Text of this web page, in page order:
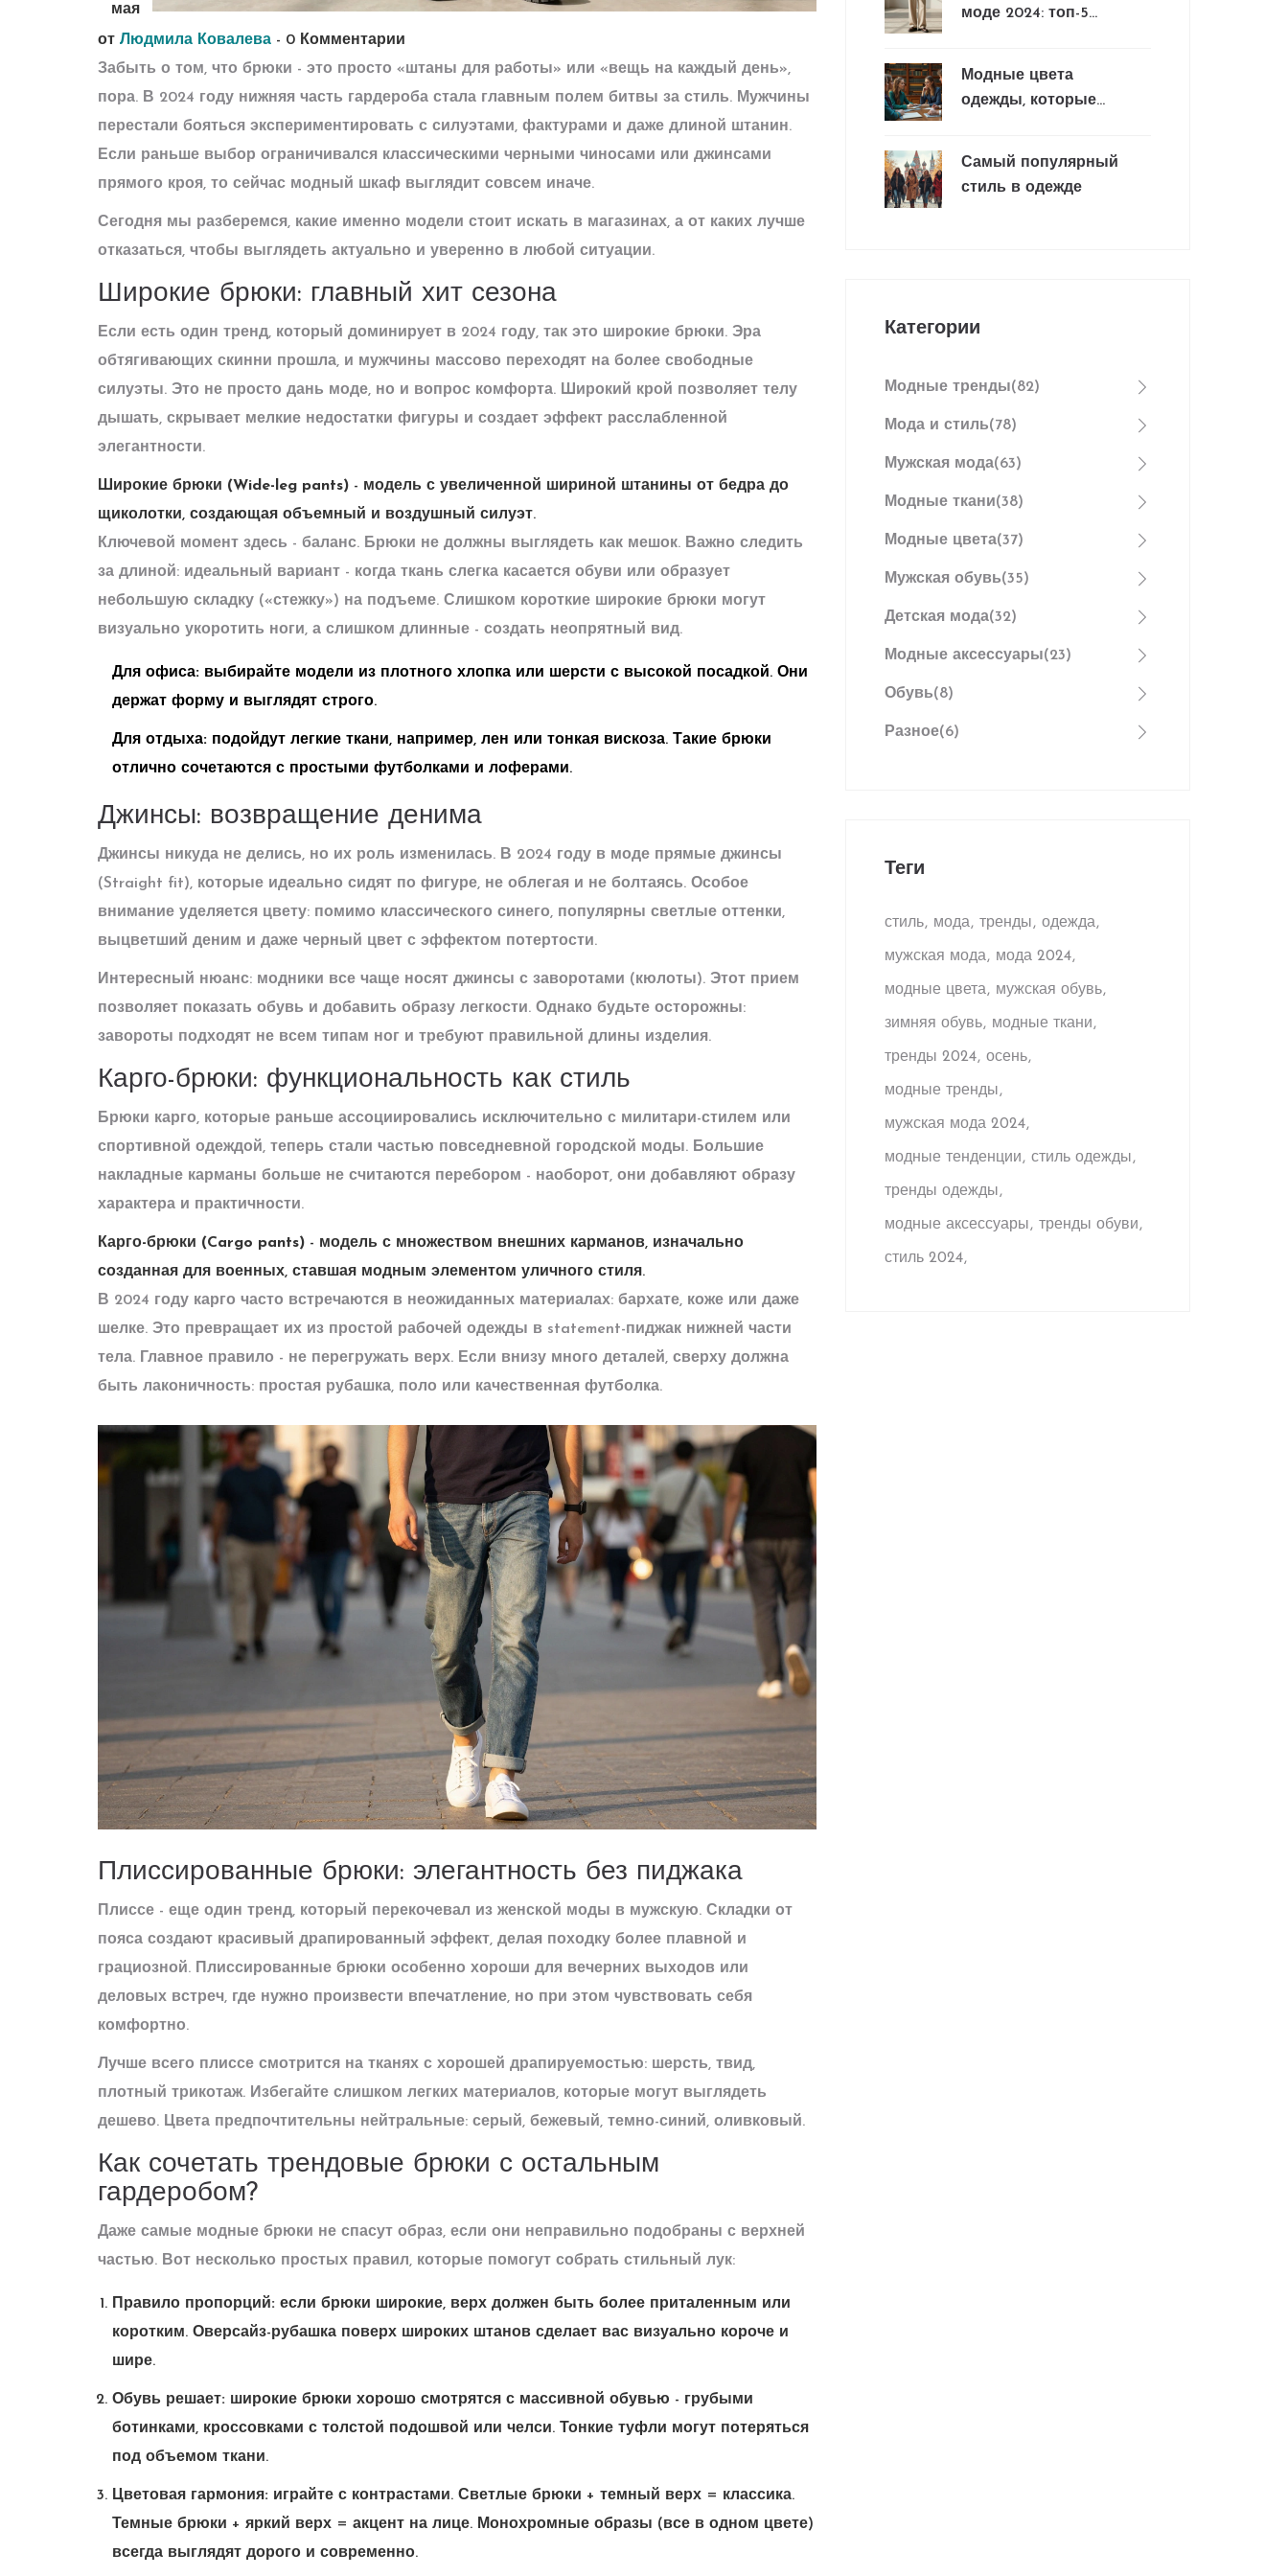
мая
от Людмила Ковалева - 0 Комментарии
Забыть о том, что брюки - это просто «штаны для работы» или «вещь на каждый день»,
пора. В 2024 году нижняя часть гардероба стала главным полем битвы за стиль. Мужчины
перестали бояться экспериментировать с силуэтами, фактурами и даже длиной штанин.
Если раньше выбор ограничивался классическими черными чиносами или джинсами
прямого кроя, то сейчас модный шкаф выглядит совсем иначе.
Сегодня мы разберемся, какие именно модели стоит искать в магазинах, а от каких лучше
отказаться, чтобы выглядеть актуально и уверенно в любой ситуации.
Широкие брюки: главный хит сезона
Если есть один тренд, который доминирует в 2024 году, так это широкие брюки. Эра
обтягивающих скинни прошла, и мужчины массово переходят на более свободные
силуэты. Это не просто дань моде, но и вопрос комфорта. Широкий крой позволяет телу
дышать, скрывает мелкие недостатки фигуры и создает эффект расслабленной
элегантности.
Широкие брюки (Wide-leg pants) - модель с увеличенной шириной штанины от бедра до
щиколотки, создающая объемный и воздушный силуэт.
Ключевой момент здесь - баланс. Брюки не должны выглядеть как мешок. Важно следить
за длиной: идеальный вариант - когда ткань слегка касается обуви или образует
небольшую складку («стежку») на подъеме. Слишком короткие широкие брюки могут
визуально укоротить ноги, а слишком длинные - создать неопрятный вид.
Для офиса: выбирайте модели из плотного хлопка или шерсти с высокой посадкой. Они
держат форму и выглядят строго.
Для отдыха: подойдут легкие ткани, например, лен или тонкая вискоза. Такие брюки
отлично сочетаются с простыми футболками и лоферами.
Джинсы: возвращение денима
Джинсы никуда не делись, но их роль изменилась. В 2024 году в моде прямые джинсы
(Straight fit), которые идеально сидят по фигуре, не облегая и не болтаясь. Особое
внимание уделяется цвету: помимо классического синего, популярны светлые оттенки,
выцветший деним и даже черный цвет с эффектом потертости.
Интересный нюанс: модники все чаще носят джинсы с заворотами (кюлоты). Этот прием
позволяет показать обувь и добавить образу легкости. Однако будьте осторожны:
завороты подходят не всем типам ног и требуют правильной длины изделия.
Карго-брюки: функциональность как стиль
Брюки карго, которые раньше ассоциировались исключительно с милитари-стилем или
спортивной одеждой, теперь стали частью повседневной городской моды. Большие
накладные карманы больше не считаются перебором - наоборот, они добавляют образу
характера и практичности.
Карго-брюки (Cargo pants) - модель с множеством внешних карманов, изначально
созданная для военных, ставшая модным элементом уличного стиля.
В 2024 году карго часто встречаются в неожиданных материалах: бархате, коже или даже
шелке. Это превращает их из простой рабочей одежды в statement-пиджак нижней части
тела. Главное правило - не перегружать верх. Если внизу много деталей, сверху должна
быть лаконичность: простая рубашка, поло или качественная футболка.
Плиссированные брюки: элегантность без пиджака
Плиссе - еще один тренд, который перекочевал из женской моды в мужскую. Складки от
пояса создают красивый драпированный эффект, делая походку более плавной и
грациозной. Плиссированные брюки особенно хороши для вечерних выходов или
деловых встреч, где нужно произвести впечатление, но при этом чувствовать себя
комфортно.
Лучше всего плиссе смотрится на тканях с хорошей драпируемостью: шерсть, твид,
плотный трикотаж. Избегайте слишком легких материалов, которые могут выглядеть
дешево. Цвета предпочтительны нейтральные: серый, бежевый, темно-синий, оливковый.
Как сочетать трендовые брюки с остальным
гардеробом?
Даже самые модные брюки не спасут образ, если они неправильно подобраны с верхней
частью. Вот несколько простых правил, которые помогут собрать стильный лук:
Правило пропорций: если брюки широкие, верх должен быть более приталенным или
коротким. Оверсайз-рубашка поверх широких штанов сделает вас визуально короче и
шире.
Обувь решает: широкие брюки хорошо смотрятся с массивной обувью - грубыми
ботинками, кроссовками с толстой подошвой или челси. Тонкие туфли могут потеряться
под объемом ткани.
Цветовая гармония: играйте с контрастами. Светлые брюки + темный верх = классика.
Темные брюки + яркий верх = акцент на лице. Монохромные образы (все в одном цвете)
всегда выглядят дорого и современно.
моде 2024: топ-5
Модные цвета
одежды, которые
Самый популярный
стиль в одежде
Категории
Модные тренды(82)
Мода и стиль(78)
Мужская мода(63)
Модные ткани(38)
Модные цвета(37)
Мужская обувь(35)
Детская мода(32)
Модные аксессуары(23)
Обувь(8)
Разное(6)
Теги
стиль мода тренды одежда
мужская мода мода 2024
модные цвета мужская обувь
зимняя обувь модные ткани
тренды 2024 осень
модные тренды
мужская мода 2024
модные тенденции стиль одежды
тренды одежды
модные аксессуары тренды обуви
стиль 2024